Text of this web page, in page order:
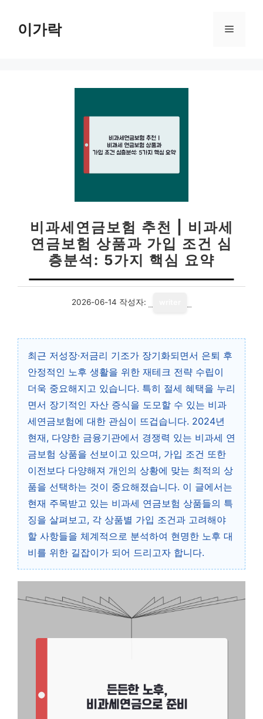
이가락 메
비과세연금보험 추천 | 비과세
연금보험 상품과 가입 조건 심
층분석: 5가지 핵심 요약
2026-06-14 작성자:
최근 저성장·저금리 기조가 장기화되면서 은퇴 후
안정적인 노후 생활을 위한 재테크 전략 수립이
더욱 중요해지고 있습니다. 특히 절세 혜택을 누리
면서 장기적인 자산 증식을 도모할 수 있는 비과
세연금보험에 대한 관심이 뜨겁습니다. 2024년
현재, 다양한 금융기관에서 경쟁력 있는 비과세 연
금보험 상품을 선보이고 있으며, 가입 조건 또한
이전보다 다양해져 개인의 상황에 맞는 최적의 상
품을 선택하는 것이 중요해졌습니다. 이 글에서는
현재 주목받고 있는 비과세 연금보험 상품들의 특
징을 살펴보고, 각 상품별 가입 조건과 고려해야
할 사항들을 체계적으로 분석하여 현명한 노후 대
비를 위한 길잡이가 되어 드리고자 합니다.